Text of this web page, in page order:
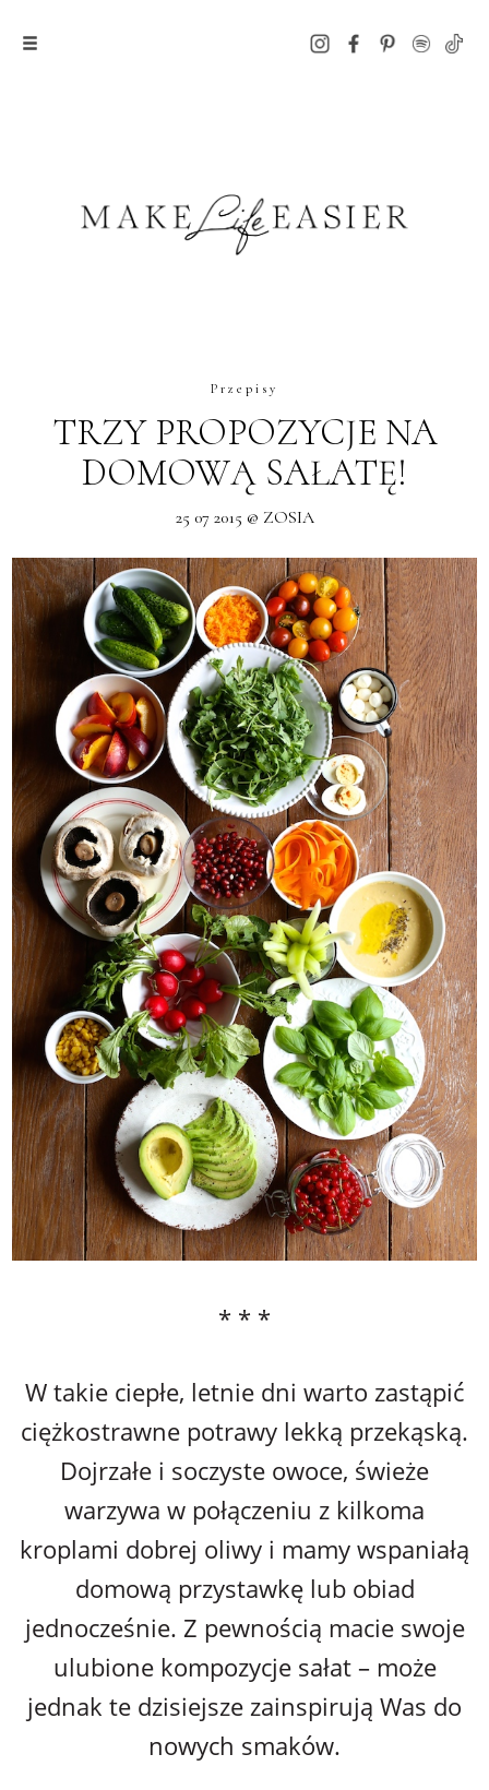
Przepisy
TRZY PROPOZYCJE NA
DOMOWĄ SAŁATĘ!
25 07 2015 @ ZOSIA
* * *
W takie ciepłe, letnie dni warto zastąpić
ciężkostrawne potrawy lekką przekąską.
Dojrzałe i soczyste owoce, świeże
warzywa w połączeniu z kilkoma
kroplami dobrej oliwy i mamy wspaniałą
domową przystawkę lub obiad
jednocześnie. Z pewnością macie swoje
ulubione kompozycje sałat – może
jednak te dzisiejsze zainspirują Was do
nowych smaków.